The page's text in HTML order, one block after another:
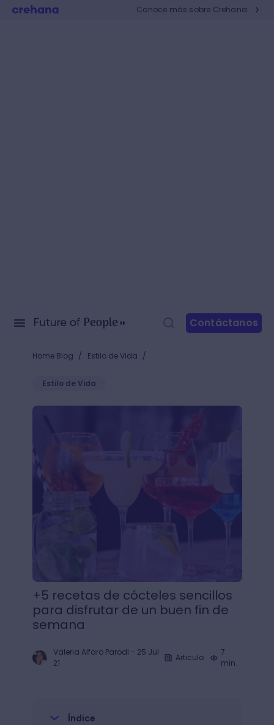
Conoce más sobre Crehana
Contáctanos
Home Blog / Estilo de Vida /
Estilo de Vida
+5 recetas de cócteles sencillos para disfrutar de
+5 recetas de cócteles sencillos
para disfrutar de un buen fin de
semana
Valeria Alfaro Parodi - 25 Jul
21
Articulo
7
min.
Índice